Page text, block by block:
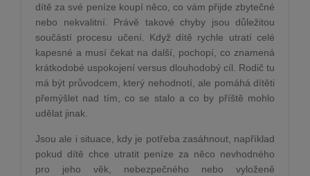
dítě za své peníze koupí něco, co vám přijde zbytečné
nebo nekvalitní. Právě takové chyby jsou důležitou
součástí procesu učení. Když dítě rychle utratí celé
kapesné a musí čekat na další, pochopí, co znamená
krátkodobé uspokojení versus dlouhodobý cíl. Rodič tu
má být průvodcem, který nehodnotí, ale pomáhá dítěti
přemýšlet nad tím, co se stalo a co by příště mohlo
udělat jinak.
Jsou ale i situace, kdy je potřeba zasáhnout, například
pokud dítě chce utratit peníze za něco nevhodného
pro jeho věk, nebezpečného nebo vyloženě